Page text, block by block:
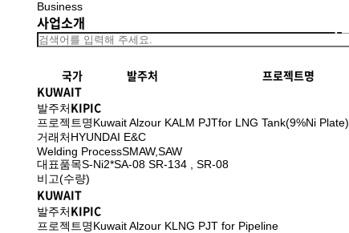
Business
사업소개
국가 발주처 프로젝트명
KUWAIT
발주처KIPIC
프로젝트명Kuwait Alzour KALM PJTfor LNG Tank(9%Ni Plate)
거래처HYUNDAI E&C
Welding ProcessSMAW,SAW
대표품목S-Ni2*SA-08 SR-134 , SR-08
비고(수량)
KUWAIT
발주처KIPIC
프로젝트명Kuwait Alzour KLNG PJT for Pipeline